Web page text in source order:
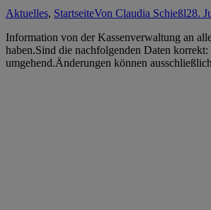
Aktuelles, StartseiteVon Claudia Schießl28.
Information von der Kassenverwaltung an
haben.Sind die nachfolgenden Daten
umgehend.Änderungen können